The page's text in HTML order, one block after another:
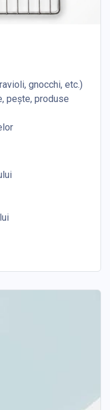
gnocchi, etc.)
pește, produse